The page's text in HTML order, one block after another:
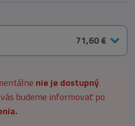
71,60 €
nie je dostupný.
budeme informovať po